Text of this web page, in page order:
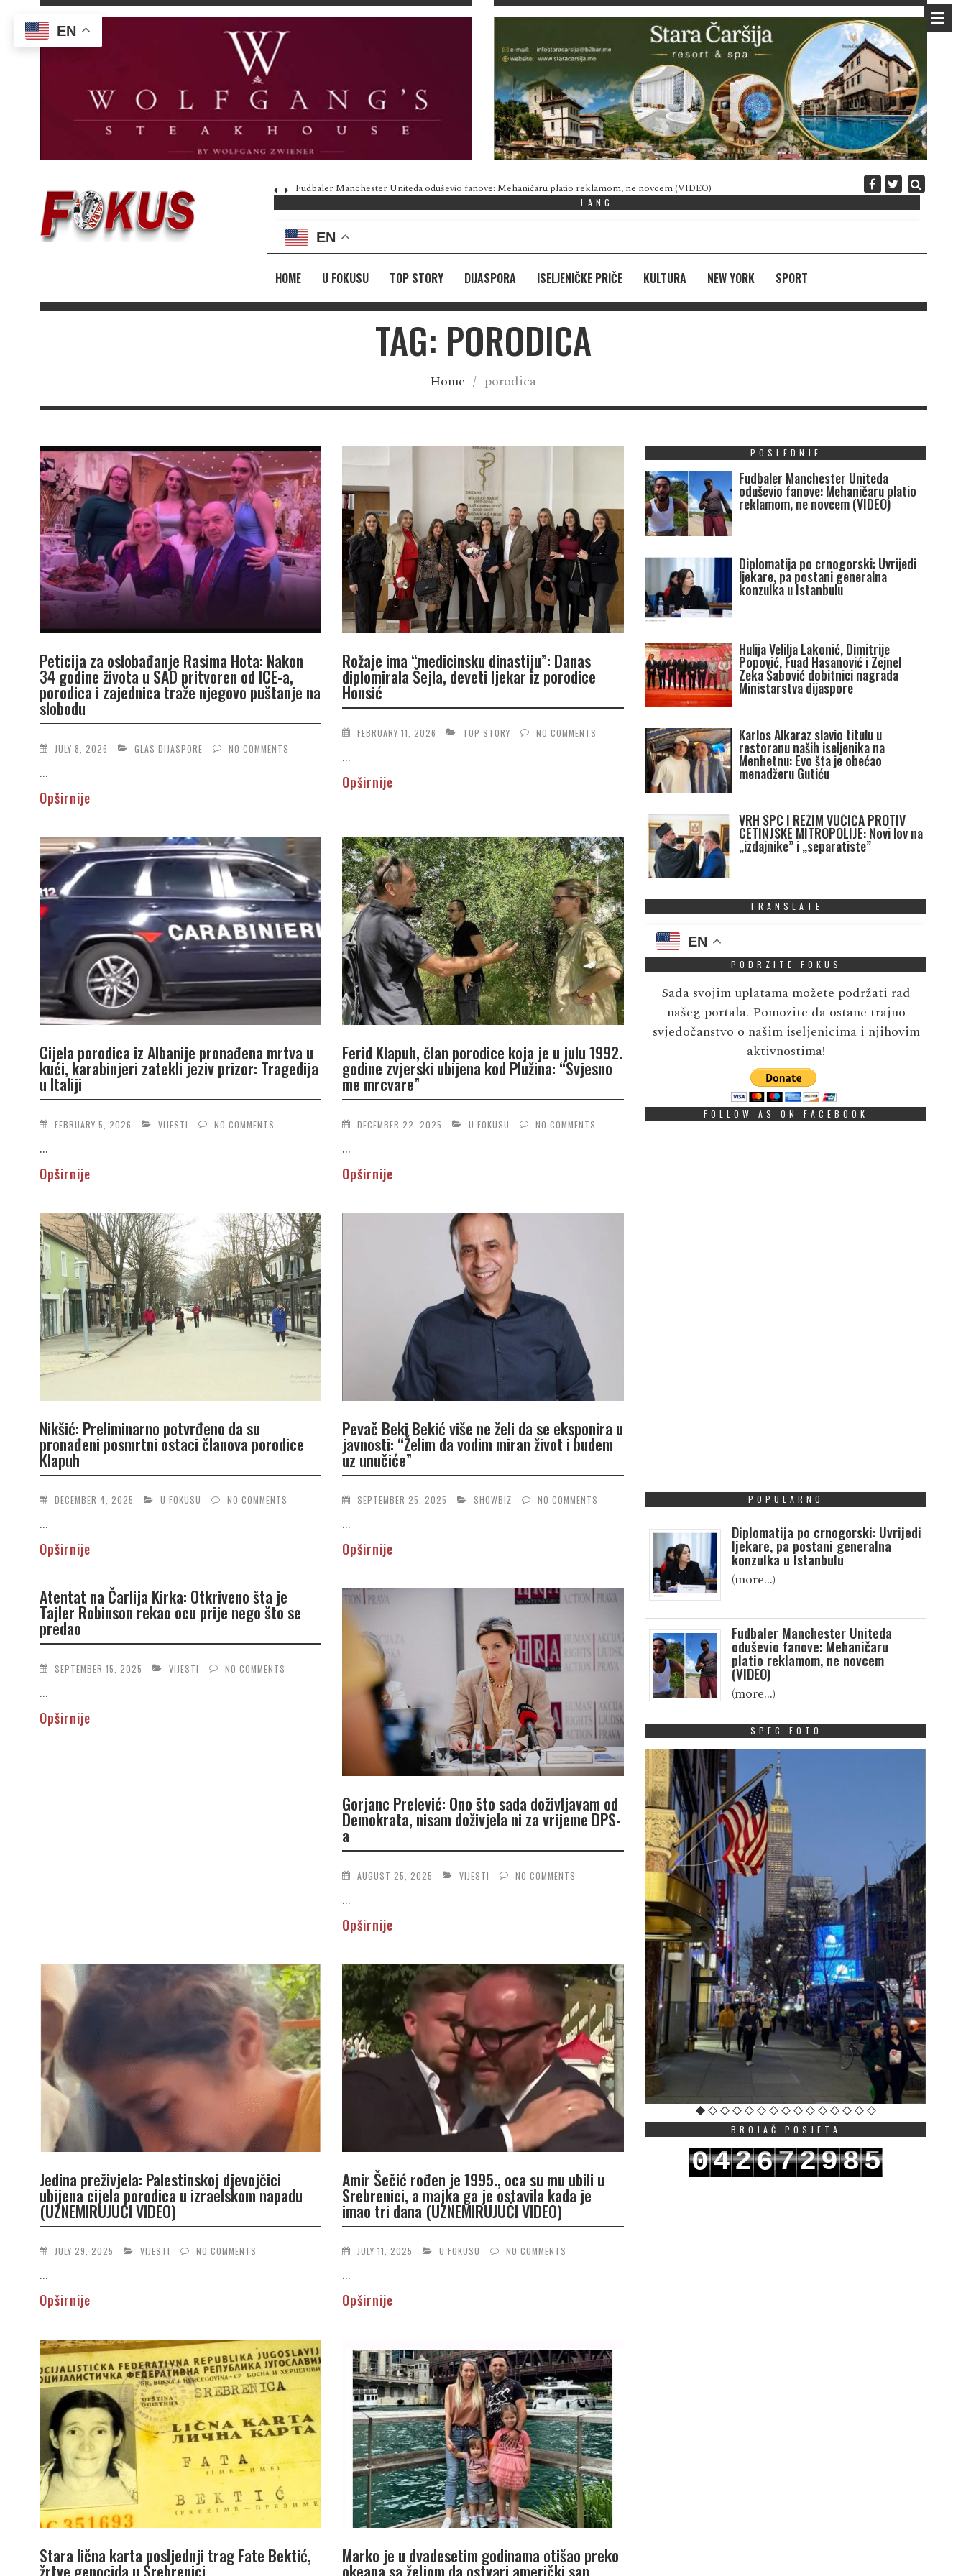
Fudbaler Manchester Uniteda oduševio fanove: Mehaničaru platio reklamom, ne novcem (VIDEO) Diplomatija po
LANG
EN
HOME U FOKUSU TOP STORY DIJASPORA ISELJENIČKE PRIČE KULTURA NEW YORK SPORT
TAG: PORODICA
Home / porodica
Peticija za oslobađanje Rasima Hota: Nakon
34 godine života u SAD pritvoren od ICE-a,
porodica i zajednica traže njegovo puštanje na
slobodu
JULY 8, 2026 GLAS DIJASPORE NO COMMENTS
...
Opširnije
Rožaje ima “medicinsku dinastiju”: Danas
diplomirala Šejla, deveti ljekar iz porodice
Honsić
FEBRUARY 11, 2026 TOP STORY NO COMMENTS
...
Opširnije
Cijela porodica iz Albanije pronađena mrtva u
kući, karabinjeri zatekli jeziv prizor: Tragedija
u Italiji
FEBRUARY 5, 2026 VIJESTI NO COMMENTS
...
Opširnije
Ferid Klapuh, član porodice koja je u julu 1992.
godine zvjerski ubijena kod Plužina: “Svjesno
me mrcvare”
DECEMBER 22, 2025 U FOKUSU NO COMMENTS
...
Opširnije
Nikšić: Preliminarno potvrđeno da su
pronađeni posmrtni ostaci članova porodice
Klapuh
DECEMBER 4, 2025 U FOKUSU NO COMMENTS
...
Opširnije
Pevač Beki Bekić više ne želi da se eksponira u
javnosti: “Želim da vodim miran život i budem
uz unučiće”
SEPTEMBER 25, 2025 SHOWBIZ NO COMMENTS
...
Opširnije
Atentat na Čarlija Kirka: Otkriveno šta je
Tajler Robinson rekao ocu prije nego što se
predao
SEPTEMBER 15, 2025 VIJESTI NO COMMENTS
...
Opširnije
Gorjanc Prelević: Ono što sada doživljavam od
Demokrata, nisam doživjela ni za vrijeme DPS-
a
AUGUST 25, 2025 VIJESTI NO COMMENTS
...
Opširnije
Jedina preživjela: Palestinskoj djevojčici
ubijena cijela porodica u izraelskom napadu
(UZNEMIRUJUĆI VIDEO)
JULY 29, 2025 VIJESTI NO COMMENTS
...
Opširnije
Amir Šečić rođen je 1995., oca su mu ubili u
Srebrenici, a majka ga je ostavila kada je
imao tri dana (UZNEMIRUJUĆI VIDEO)
JULY 11, 2025 U FOKUSU NO COMMENTS
...
Opširnije
Stara lična karta posljednji trag Fate Bektić,
žrtve genocida u Srebrenici
Marko je u dvadesetim godinama otišao preko
okeana sa željom da ostvari američki san,
POSLEDNJE
Fudbaler Manchester Uniteda
oduševio fanove: Mehaničaru platio
reklamom, ne novcem (VIDEO)
Diplomatija po crnogorski: Uvrijedi
ljekare, pa postani generalna
konzulka u Istanbulu
Hulija Velilja Lakonić, Dimitrije
Popović, Fuad Hasanović i Zejnel
Zeka Šabović dobitnici nagrada
Ministarstva dijaspore
Karlos Alkaraz slavio titulu u
restoranu naših iseljenika na
Menhetnu: Evo šta je obećao
menadžeru Gutiću
VRH SPC I REŽIM VUČIĆA PROTIV
CETINJSKE MITROPOLIJE: Novi lov na
„izdajnike” i „separatiste”
TRANSLATE
EN
PODRZITE FOKUS
Sada svojim uplatama možete podržati rad
našeg portala. Pomozite da ostane trajno
svjedočanstvo o našim iseljenicima i njihovim
aktivnostima!
FOLLOW AS ON FACEBOOK
POPULARNO
Diplomatija po crnogorski: Uvrijedi
ljekare, pa postani generalna
konzulka u Istanbulu
(more…)
Fudbaler Manchester Uniteda
oduševio fanove: Mehaničaru
platio reklamom, ne novcem
(VIDEO)
(more…)
SPEC FOTO
BROJAČ POSJETA
042672985
EN